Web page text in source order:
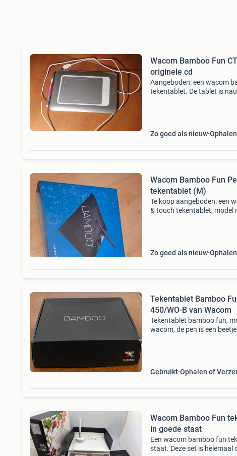
Wacom Bamboo Fun
originele cd
Aangeboden: een wacom
tekentablet. De tablet is
Zo goed als nieuw Ophalen
Wacom Bamboo Fun
tekentablet (M)
Te koop aangeboden: een
& touch tekentablet, model
Zo goed als nieuw Ophalen
Tekentablet Bamboo
450/WO-B van Wacom
Tekentablet bamboo fun,
wacom, de pen is een
Gebruikt Ophalen of
Wacom Bamboo Fun
in goede staat
Een wacom bamboo fun
staat. Deze set is helemaal